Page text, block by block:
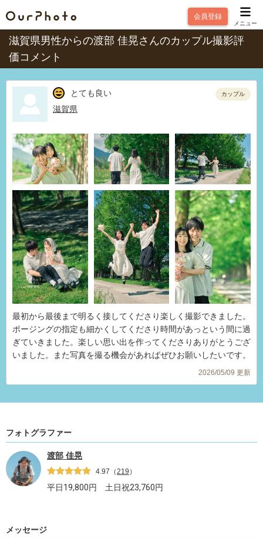
会員登録
メニュー
滋賀県男性からの渡部 佳晃さんのカップル撮影評
価コメント
とても良い
滋賀県
カップル
最初から最後まで明るく接してくださり楽しく撮影できました。
ポージングの指定も細かくしてくださり時間があっという間に過
ぎていきました。楽しい思い出を作ってくださりありがとうござ
いました。また写真を撮る機会があればぜひお願いしたいです。
2026/05/09 更新
フォトグラファー
渡部 佳晃
4.97 （219 ）
平日19,800円 土日祝23,760円
メッセージ